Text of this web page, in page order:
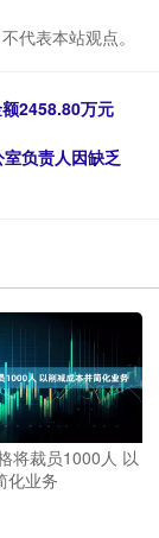
代表本站观点。
2458.80万元
负责人因缺乏
将裁员1000人 以
化业务